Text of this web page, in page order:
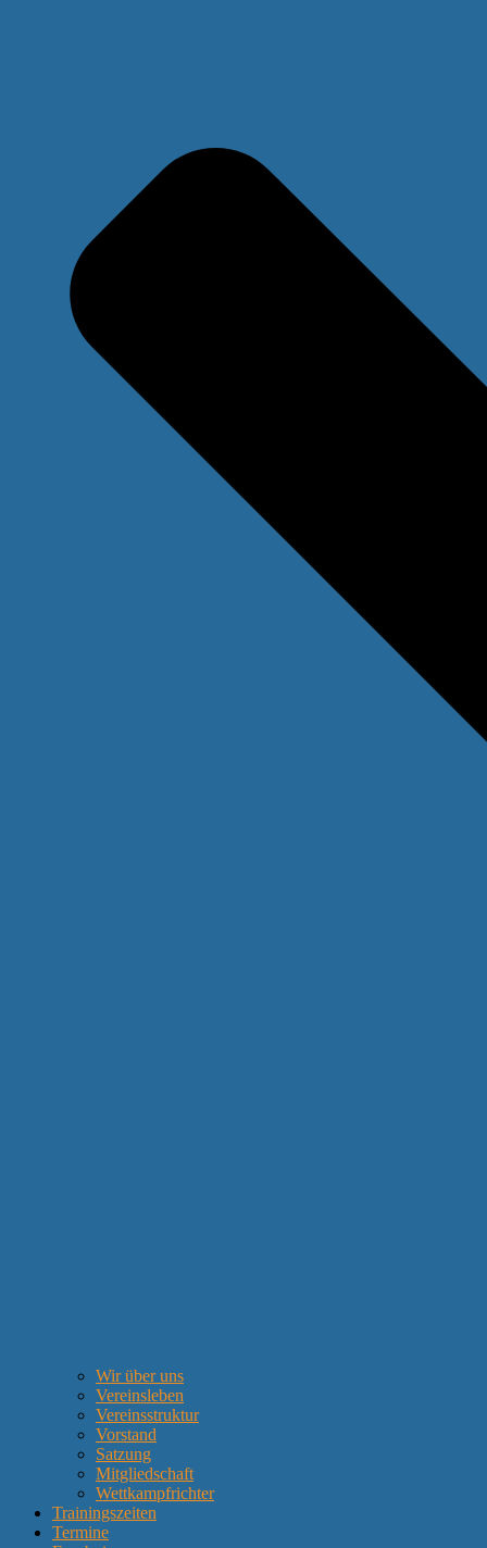
Wir über uns
Vereinsleben
Vereinsstruktur
Vorstand
Satzung
Mitgliedschaft
Wettkampfrichter
Trainingszeiten
Termine